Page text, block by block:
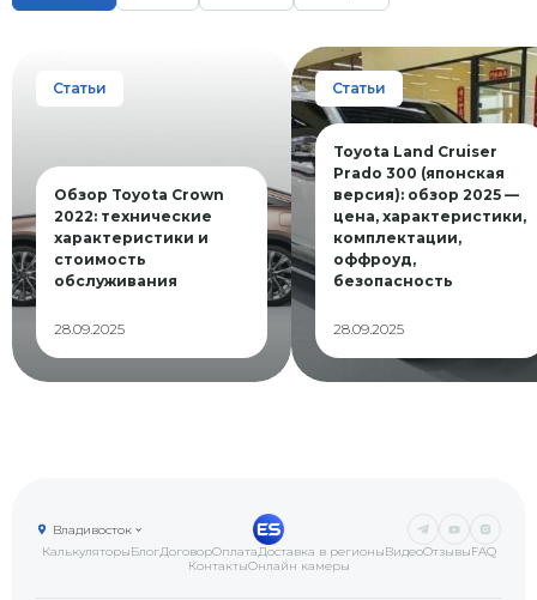
Статьи
Обзор Toyota Crown
2022: технические
характеристики и
стоимость
обслуживания
28.09.2025
Статьи
Toyota Land Cruiser
Prado 300 (японская
версия): обзор 2025 —
цена, характеристики,
комплектации,
оффроуд,
безопасность
28.09.2025
КалькуляторыБлогДоговорОплатаДоставка в регионыВидеоОтзывыFAQ
КонтактыОнлайн камеры
Владивосток